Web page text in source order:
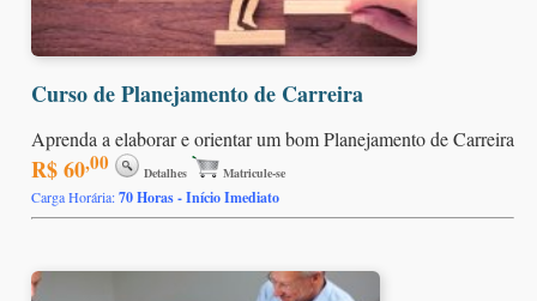
Curso de Planejamento de Carreira
Aprenda a elaborar e orientar um bom Planejamento de Carreira
R$ 60,00 Detalhes Matricule-se
Carga Horária:70 Horas - Início Imediato